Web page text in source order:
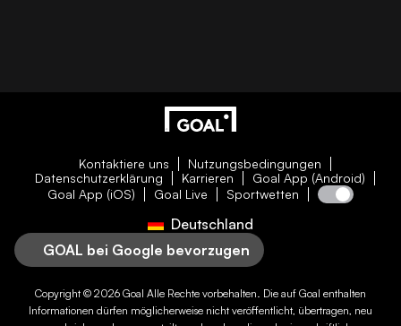
Kontaktiere uns
Nutzungsbedingungen
Datenschutzerklärung
Karrieren
Goal App (Android)
Goal App (iOS)
Goal Live Sportwetten
Deutschland
GOAL bei Google bevorzugen
Copyright © 2026 Goal Alle Rechte vorbehalten. Die auf Goal enthalten
Informationen dürfen möglicherweise nicht veröffentlicht, übertragen, neu